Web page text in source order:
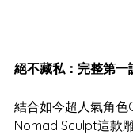
絕不藏私：完整第一
結合如今超人氣角色
Nomad Sculpt這款